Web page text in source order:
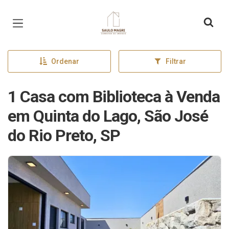
Página inicial
Ordenar Filtrar
1 Casa com Biblioteca à Venda
em Quinta do Lago, São José
do Rio Preto, SP